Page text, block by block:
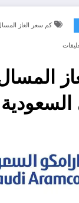
كم سعر الغاز
2023